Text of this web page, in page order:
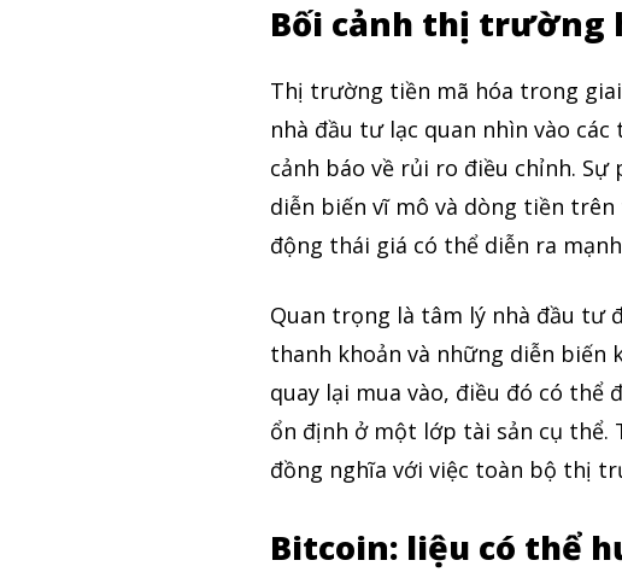
Bối cảnh thị trường
Thị trường tiền mã hóa trong
nhà đầu tư lạc quan nhìn vào
cảnh báo về rủi ro điều chỉnh.
diễn biến vĩ mô và dòng tiền
động thái giá có thể diễn ra
Quan trọng là tâm lý nhà đầu tư
thanh khoản và những diễn biến
quay lại mua vào, điều đó có thể
ổn định ở một lớp tài sản cụ thể.
đồng nghĩa với việc toàn bộ thị
Bitcoin: liệu có thể